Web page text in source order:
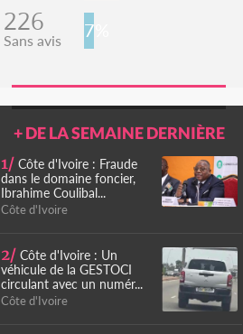
226
Sans avis 7%
+ DE LA SEMAINE DERNIÈRE
1/ Côte d'Ivoire : Fraude
dans le domaine foncier,
Ibrahime Coulibal...
Côte d'Ivoire
2/ Côte d'Ivoire : Un
véhicule de la GESTOCI
circulant avec un numér...
Côte d'Ivoire